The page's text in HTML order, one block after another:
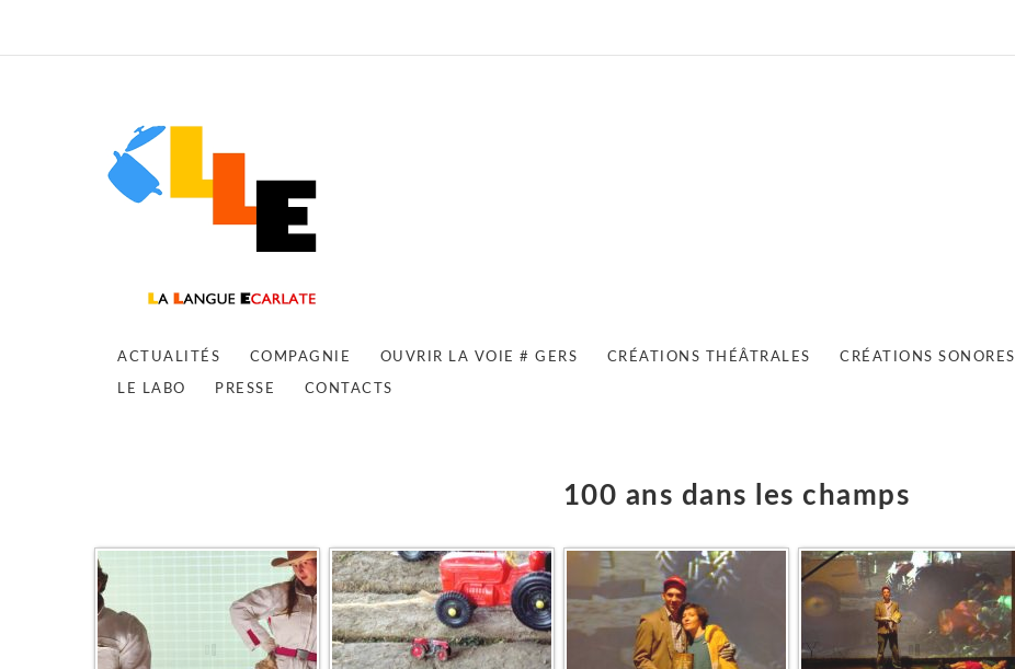
ACTUALITÉS COMPAGNIE OUVRIR LA VOIE # GERS CRÉATIONS THÉÂTRALES CRÉATIONS SONORES
LE LABO PRESSE CONTACTS
100 ans dans les champs